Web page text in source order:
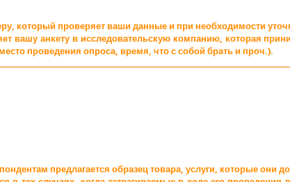
который проверяет ваши данные и при необходимости
вашу анкету в исследовательскую компанию, которая
проведения опроса, время, что с собой брать и проч.).
предлагается образец товара, услуги, которые они